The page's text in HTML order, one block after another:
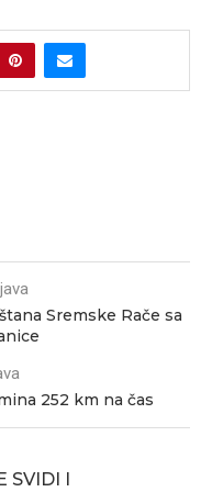
Sremske Rače sa
252 km na čas
SVIDI I